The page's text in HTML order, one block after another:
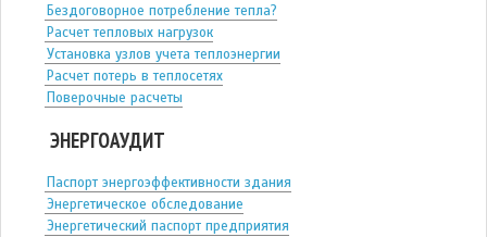
Бездоговорное потребление тепла?
Расчет тепловых нагрузок
Установка узлов учета теплоэнергии
Расчет потерь в теплосетях
Поверочные расчеты
ЭНЕРГОАУДИТ
Паспорт энергоэффективности здания
Энергетическое обследование
Энергетический паспорт предприятия